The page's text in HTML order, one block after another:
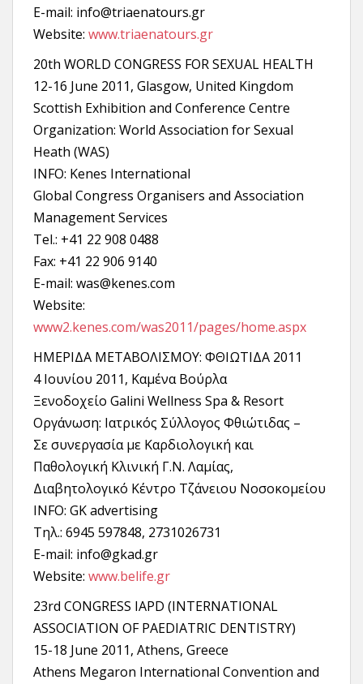
E-mail: info@triaenatours.gr
Website: www.triaenatours.gr
20th WORLD CONGRESS FOR SEXUAL HEALTH
12-16 June 2011, Glasgow, United Kingdom
Scottish Exhibition and Conference Centre
Organization: World Association for Sexual
Heath (WAS)
INFO: Kenes International
Global Congress Organisers and Association
Management Services
Tel.: +41 22 908 0488
Fax: +41 22 906 9140
E-mail: was@kenes.com
Website:
www2.kenes.com/was2011/pages/home.aspx
HΜΕΡΙΔΑ ΜΕΤΑΒΟΛΙΣΜΟΥ: ΦΘΙΩΤΙΔΑ 2011
4 Ιουνίου 2011, Καμένα Βούρλα
Ξενοδοχείο Galini Wellness Spa & Resort
Οργάνωση: Iατρικός Σύλλογος Φθιώτιδας –
Σε συνεργασία με Καρδιολογική και
Παθολογική Κλινική Γ.Ν. Λαμίας,
Διαβητολογικό Κέντρο Τζάνειου Νοσοκομείου
INFO: GK advertising
Tηλ.: 6945 597848, 2731026731
E-mail: info@gkad.gr
Website: www.belife.gr
23rd CONGRESS IAPD (INTERNATIONAL
ASSOCIATION OF PAEDIATRIC DENTISTRY)
15-18 June 2011, Athens, Greece
Athens Megaron International Convention and